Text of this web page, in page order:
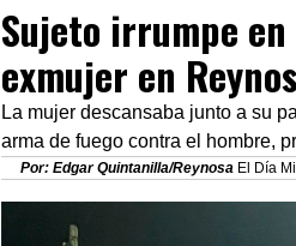
Sujeto irrumpe
exmujer en
La mujer descansaba junto a su
arma de fuego contra el hombre,
Por: Edgar Quintanilla/Reynosa El Día